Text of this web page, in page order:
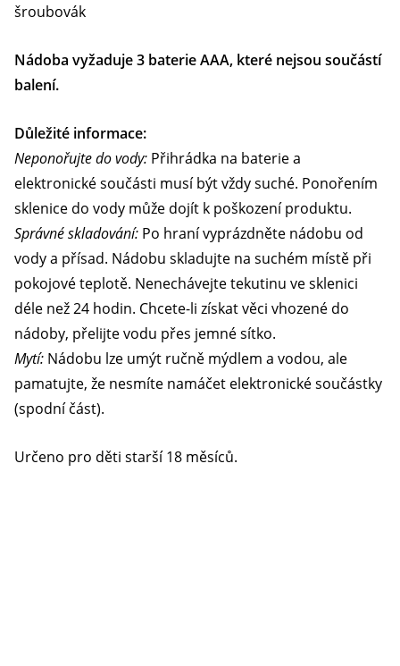
šroubovák
Nádoba vyžaduje 3 baterie AAA, které nejsou součástí
balení.
Důležité informace:
Neponořujte do vody: Přihrádka na baterie a
elektronické součásti musí být vždy suché. Ponořením
sklenice do vody může dojít k poškození produktu.
Správné skladování: Po hraní vyprázdněte nádobu od
vody a přísad. Nádobu skladujte na suchém místě při
pokojové teplotě. Nenechávejte tekutinu ve sklenici
déle než 24 hodin. Chcete-li získat věci vhozené do
nádoby, přelijte vodu přes jemné sítko.
Mytí: Nádobu lze umýt ručně mýdlem a vodou, ale
pamatujte, že nesmíte namáčet elektronické součástky
(spodní část).
Určeno pro děti starší 18 měsíců.